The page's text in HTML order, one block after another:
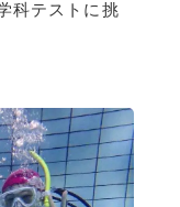
科テストに挑